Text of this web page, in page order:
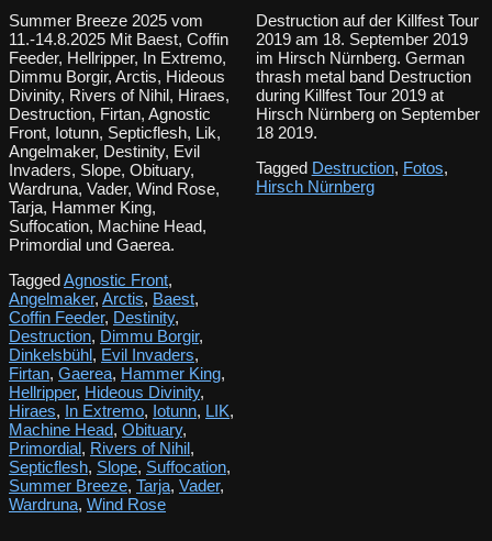
Summer Breeze 2025 vom
11.-14.8.2025 Mit Baest, Coffin
Feeder, Hellripper, In Extremo,
Dimmu Borgir, Arctis, Hideous
Divinity, Rivers of Nihil, Hiraes,
Destruction, Firtan, Agnostic
Front, Iotunn, Septicflesh, Lik,
Angelmaker, Destinity, Evil
Invaders, Slope, Obituary,
Wardruna, Vader, Wind Rose,
Tarja, Hammer King,
Suffocation, Machine Head,
Primordial und Gaerea.
TaggedAgnostic Front,
Angelmaker, Arctis, Baest,
Coffin Feeder, Destinity,
Destruction, Dimmu Borgir,
Dinkelsbühl, Evil Invaders,
Firtan, Gaerea, Hammer King,
Hellripper, Hideous Divinity,
Hiraes, In Extremo, Iotunn, LIK,
Machine Head, Obituary,
Primordial, Rivers of Nihil,
Septicflesh, Slope, Suffocation,
Summer Breeze, Tarja, Vader,
Wardruna, Wind Rose
Destruction auf der Killfest Tour
2019 am 18. September 2019
im Hirsch Nürnberg. German
thrash metal band Destruction
during Killfest Tour 2019 at
Hirsch Nürnberg on September
18 2019.
Tagged Destruction, Fotos,
Hirsch Nürnberg